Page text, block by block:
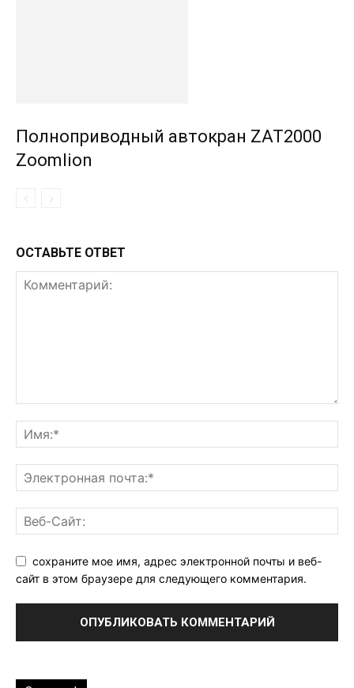
Полноприводный автокран ZAT2000
Zoomlion
ОСТАВЬТЕ ОТВЕТ
сохраните мое имя, адрес электронной почты и веб-
сайт в этом браузере для следующего комментария.